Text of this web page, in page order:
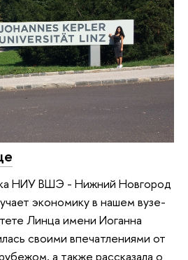
НИУ ВШЭ - Нижний Новгород
экономику в нашем вузе-
Линца имени Иоганна
своими впечатлениями от
а также рассказала о